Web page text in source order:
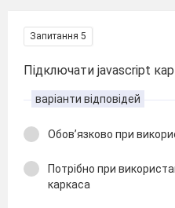
Запитання 5
Підключати javascript
варіанти відповідей
Обов’язково при
Потрібно при
каркаса